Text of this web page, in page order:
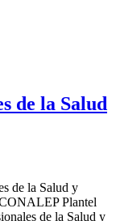
de la Salud
de la Salud y
Plantel
de la Salud y